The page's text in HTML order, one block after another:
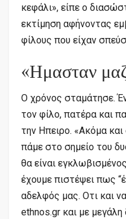
κεφάλι», είπε ο
εκτίμηση αφήνοντας
φίλους που είχαν
«Ημασταν
Ο χρόνος σταμάτησε.
τον φίλο, πατέρα και
την Ηπειρο. «Ακόμα
πάμε στο σημείο του
θα είναι
έχουμε πιστέψει πως
αδελφός μας. Οτι και
ethnos.gr και με